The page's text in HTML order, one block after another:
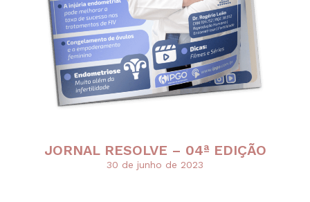
JORNAL RESOLVE – 04ª EDIÇÃO
30 de junho de 2023